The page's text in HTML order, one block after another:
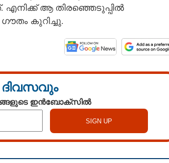
എനിക്ക് ആ തിരഞ്ഞെടുപ്പിൽ
കുറിച്ചു.
ദിവസവും
ഇൻബോക്സിൽ
കഴിയാതെ പ്രവാസി
Share this link